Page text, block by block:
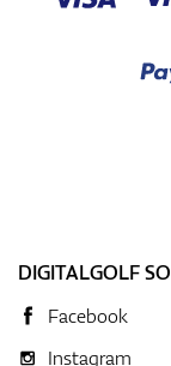
DIGITALGOLF
Facebook
Instagram